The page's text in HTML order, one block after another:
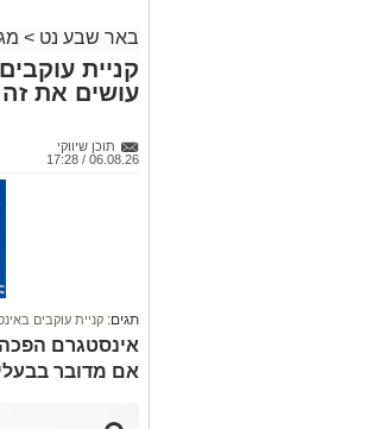
באר שבע נט >
קניית
עושים את זה
תוכן שיווקי
06.08.26 / 17:28
תגים: קניית עוקבים
אינסטגרם
אם מדובר